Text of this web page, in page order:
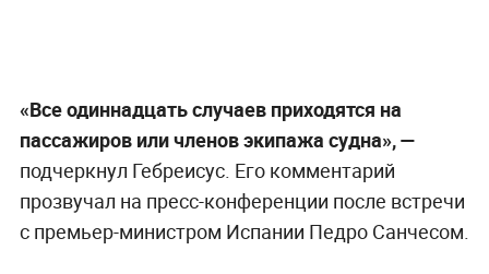
«Все одиннадцать случаев приходятся на
пассажиров или членов экипажа судна», —
подчеркнул Гебреисус. Его комментарий
прозвучал на пресс-конференции после встречи
с премьер-министром Испании Педро Санчесом.